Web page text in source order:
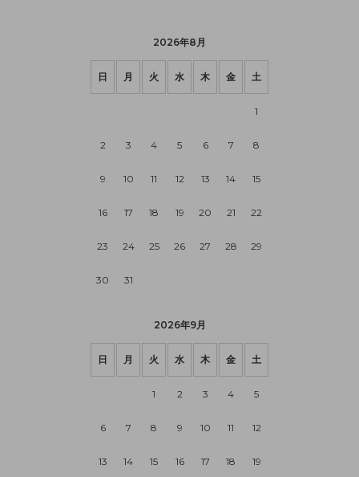
2026年8月
日 月 火 水 木 金 土
1
2 3 4 5 6 7 8
9 10 11 12 13 14 15
16 17 18 19 20 21 22
23 24 25 26 27 28 29
30 31
2026年9月
日 月 火 水 木 金 土
1 2 3 4 5
6 7 8 9 10 11 12
13 14 15 16 17 18 19